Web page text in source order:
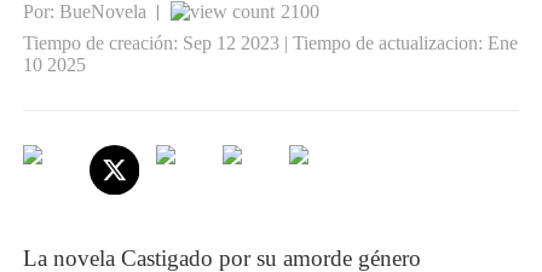
Por: BueNovela
2100
Tiempo de creación: Sep 12 2023 | Tiempo de actualizacion: Ene
10 2025
La novelaCastigado por suamorde género